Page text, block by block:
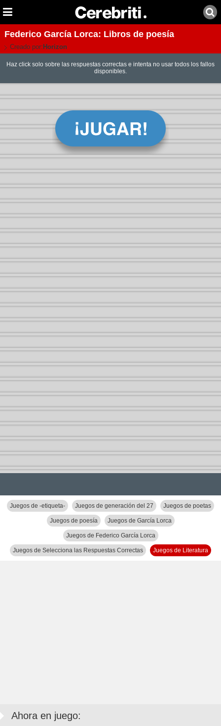
Federico García Lorca: Libros de poesía
Creado por: Horizon
Haz click solo sobre las respuestas correctas e intenta no usar todos los fallos
disponibles.
Juegos de -etiqueta- Juegos de generación del 27 Juegos de poetas
Juegos de poesía Juegos de García Lorca
Juegos de Federico García Lorca
Juegos de Selecciona las Respuestas Correctas Juegos de Literatura
Ahora en juego: